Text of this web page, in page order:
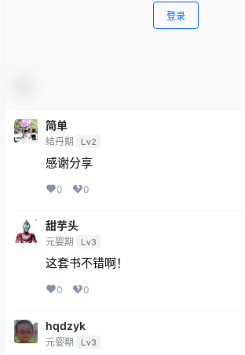
登录
简单
结丹期 Lv2
感谢分享
0 0
甜芋头
元婴期 Lv3
这套书不错啊！
0 0
hqdzyk
元婴期 Lv3